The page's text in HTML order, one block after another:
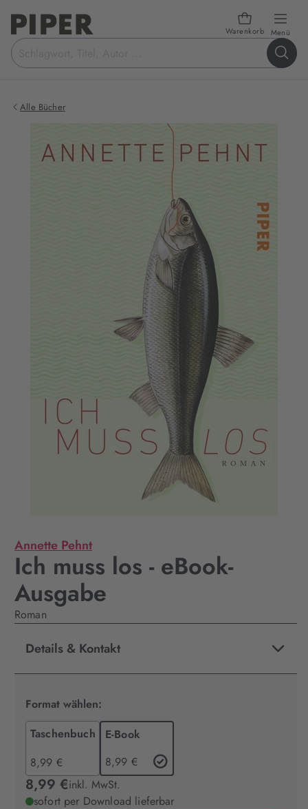
Warenkorb Menü
Suchbegriff
eingeben
Alle Bücher
Annette Pehnt
Ich muss los - eBook-
Ausgabe
Roman
Details & Kontakt
Format wählen:
Taschenbuch
8,99 €
E-Book
8,99 €
8,99 €inkl. MwSt.
sofort per Download lieferbar